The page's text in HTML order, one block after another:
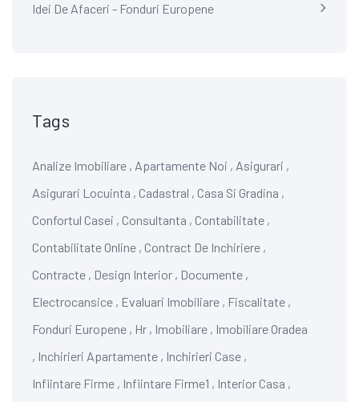
Idei De Afaceri - Fonduri Europene
Tags
Analize Imobiliare , Apartamente Noi , Asigurari ,
Asigurari Locuinta , Cadastral , Casa Si Gradina ,
Confortul Casei , Consultanta , Contabilitate ,
Contabilitate Online , Contract De Inchiriere ,
Contracte , Design Interior , Documente ,
Electrocansice , Evaluari Imobiliare , Fiscalitate ,
Fonduri Europene , Hr , Imobiliare , Imobiliare Oradea
, Inchirieri Apartamente , Inchirieri Case ,
Infiintare Firme , Infiintare Firme1 , Interior Casa ,